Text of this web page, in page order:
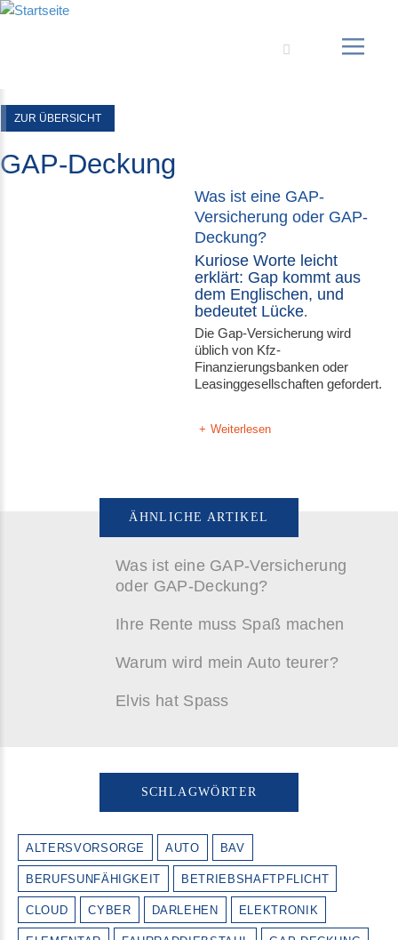
ZUR ÜBERSICHT
GAP-Deckung
Was ist eine GAP-
Versicherung oder GAP-
Deckung?
Kuriose Worte leicht
erklärt: Gap kommt aus
dem Englischen, und
bedeutet Lücke.
Die Gap-Versicherung wird
üblich von Kfz-
Finanzierungsbanken oder
Leasinggesellschaften gefordert.
Weiterlesen
ÄHNLICHE ARTIKEL
Was ist eine GAP-Versicherung
oder GAP-Deckung?
Ihre Rente muss Spaß machen
Warum wird mein Auto teurer?
Elvis hat Spass
SCHLAGWÖRTER
ALTERSVORSORGE AUTO BAV
BERUFSUNFÄHIGKEIT BETRIEBSHAFTPFLICHT
CLOUD CYBER DARLEHEN ELEKTRONIK